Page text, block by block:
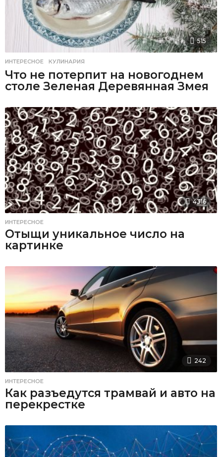
515
ИНТЕРЕСНОЕ ,КУЛИНАРИЯ
Что не потерпит на новогоднем
столе Зеленая Деревянная Змея
4316
ИНТЕРЕСНОЕ
Отыщи уникальное число на
картинке
242
ИНТЕРЕСНОЕ
Как разъедутся трамвай и авто на
перекрестке